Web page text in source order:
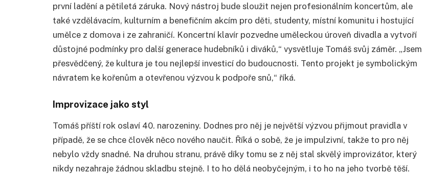
první ladění a pětiletá záruka. Nový nástroj bude sloužit nejen profesionálním koncertům, ale
také vzdělávacím, kulturním a benefičním akcím pro děti, studenty, místní komunitu i hostující
umělce z domova i ze zahraničí. Koncertní klavír pozvedne uměleckou úroveň divadla a vytvoří
důstojné podmínky pro další generace hudebníků i diváků,“ vysvětluje Tomáš svůj záměr. „Jsem
přesvědčený, že kultura je tou nejlepší investicí do budoucnosti. Tento projekt je symbolickým
návratem ke kořenům a otevřenou výzvou k podpoře snů,“ říká.
Improvizace jako styl
Tomáš příští rok oslaví 40. narozeniny. Dodnes pro něj je největší výzvou přijmout pravidla v
případě, že se chce člověk něco nového naučit. Říká o sobě, že je impulzivní, takže to pro něj
nebylo vždy snadné. Na druhou stranu, právě díky tomu se z něj stal skvělý improvizátor, který
nikdy nezahraje žádnou skladbu stejně. I to ho dělá neobyčejným, i to ho na jeho tvorbě těší.